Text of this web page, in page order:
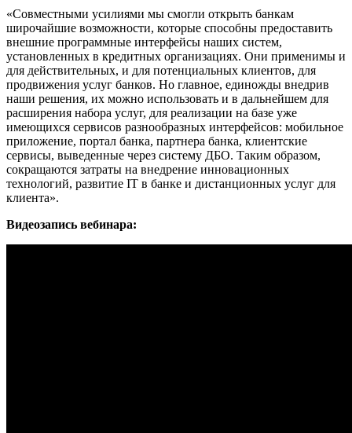
«Совместными усилиями мы смогли открыть банкам
широчайшие возможности, которые способны предоставить
внешние программные интерфейсы наших систем,
установленных в кредитных организациях. Они применимы и
для действительных, и для потенциальных клиентов, для
продвижения услуг банков. Но главное, единожды внедрив
наши решения, их можно использовать и в дальнейшем для
расширения набора услуг, для реализации на базе уже
имеющихся сервисов разнообразных интерфейсов: мобильное
приложение, портал банка, партнера банка, клиентские
сервисы, выведенные через систему ДБО. Таким образом,
сокращаются затраты на внедрение инновационных
технологий, развитие IT в банке и дистанционных услуг для
клиента».
Видеозапись вебинара: